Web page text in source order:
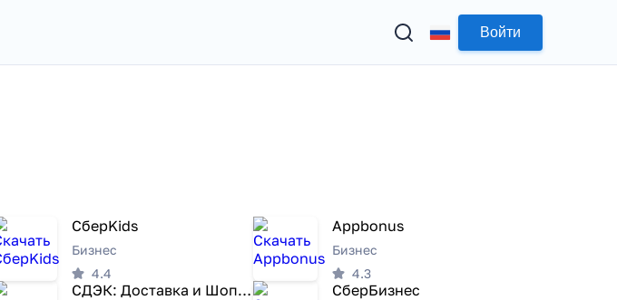
Войти
СберKids
Бизнес
4.4
Appbonus
Бизнес
4.3
СДЭК: Доставка и Шопинг СберБизнес